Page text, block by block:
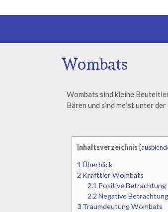
Wombats
Wombats sind kleine
Bären und sind meist unter der
Inhaltsverzeichnis [
1 Überblick
2 Krafttier Wombats
2.1 Positive Betrachtung
2.2 Negative Betrachtung
3 Traumdeutung Wombats